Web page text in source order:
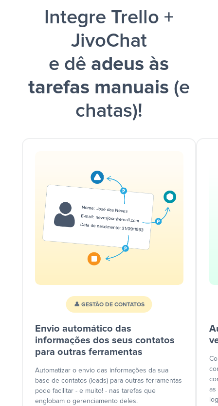
Integre Trello +
JivoChat
e dê adeus às
tarefas manuais (e
chatas)!
👤 GESTÃO DE CONTATOS
Envio automático das
informações dos seus contatos
para outras ferramentas
Automatizar o envio das informações da sua
base de contatos (leads) para outras ferramentas
pode facilitar - e muito! - nas tarefas que
englobam o gerenciamento deles.
as